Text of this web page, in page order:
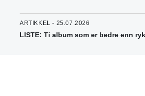
ARTIKKEL - 25.07.2026
LISTE: Ti album som er bedre enn